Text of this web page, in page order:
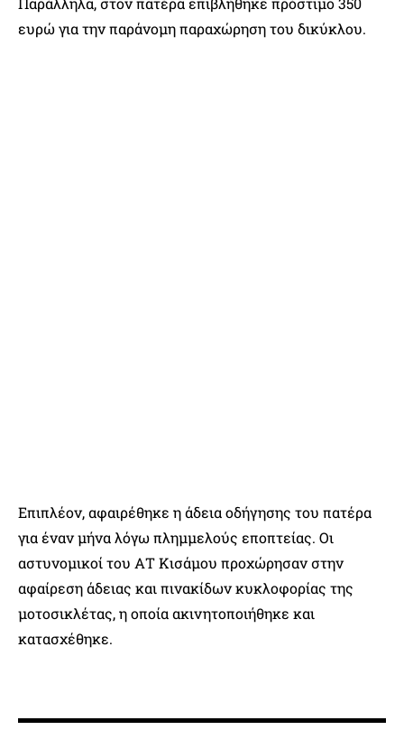
ευρώ για την παράνομη παραχώρηση του δικύκλου.
Επιπλέον, αφαιρέθηκε η άδεια οδήγησης του πατέρα
για έναν μήνα λόγω πλημμελούς εποπτείας. Οι
αστυνομικοί του ΑΤ Κισάμου προχώρησαν στην
αφαίρεση άδειας και πινακίδων κυκλοφορίας της
μοτοσικλέτας, η οποία ακινητοποιήθηκε και
κατασχέθηκε.